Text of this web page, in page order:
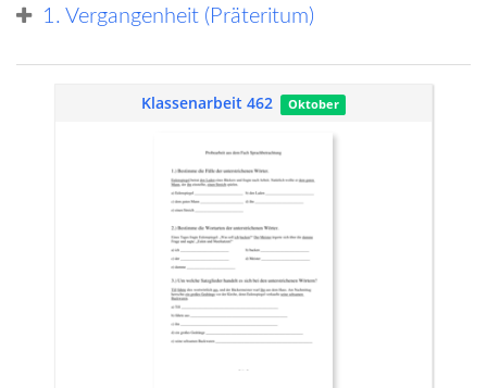
1. Vergangenheit (Präteritum)
Klassenarbeit 462 Oktober